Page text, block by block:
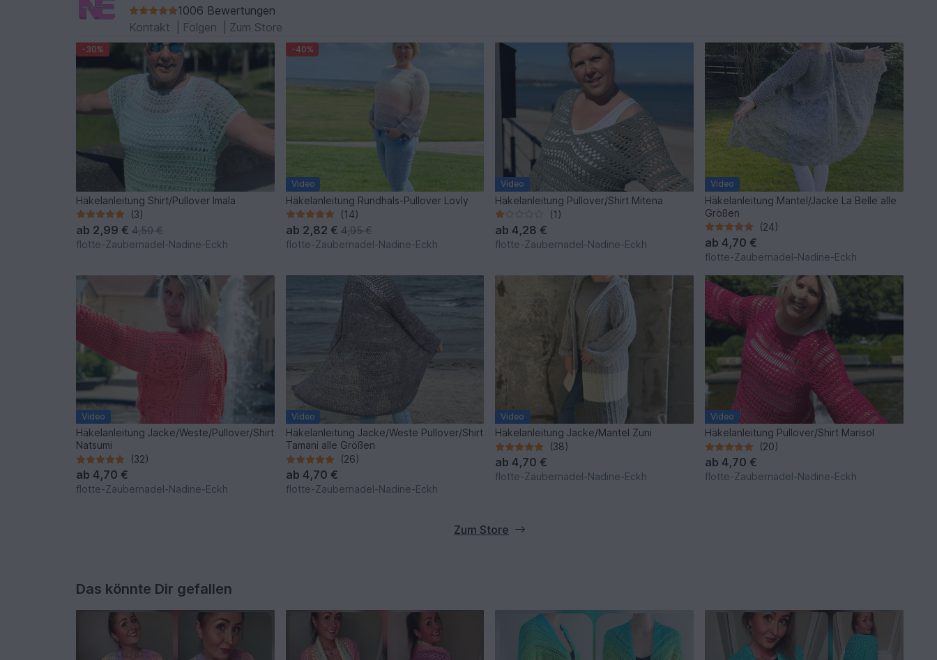
1006 Bewertungen
Kontakt
Folgen Zum Store
-30%
Häkelanleitung Shirt/Pullover Imala
(3)
ab 2,99 €4,50 €
flotte-Zaubernadel-Nadine-Eckh
-40%
Video
Häkelanleitung Rundhals-Pullover Lovly
(14)
ab 2,82 € 4,95 €
flotte-Zaubernadel-Nadine-Eckh
Video
Häkelanleitung Pullover/Shirt Mitena
(1)
ab4,28 €
flotte-Zaubernadel-Nadine-Eckh
Video
Häkelanleitung Mantel/Jacke La Belle alle
Größen
(24)
ab4,70 €
flotte-Zaubernadel-Nadine-Eckh
Video
Häkelanleitung Jacke/Weste/Pullover/Shirt
Natsumi
(32)
ab4,70 €
flotte-Zaubernadel-Nadine-Eckh
Video
Häkelanleitung Jacke/Weste Pullover/Shirt
Tamani alle Größen
(26)
ab 4,70 €
flotte-Zaubernadel-Nadine-Eckh
Video
Häkelanleitung Jacke/Mantel Zuni
(38)
ab4,70 €
flotte-Zaubernadel-Nadine-Eckh
Video
Häkelanleitung Pullover/Shirt Marisol
(20)
ab4,70 €
flotte-Zaubernadel-Nadine-Eckh
Zum Store
Das könnte Dir gefallen